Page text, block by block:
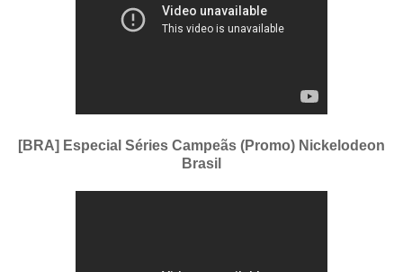
[BRA] Especial Séries Campeãs (Promo) Nickelodeon
Brasil